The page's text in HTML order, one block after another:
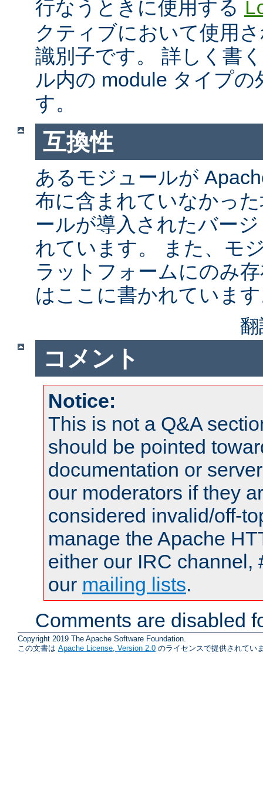
行なうときに使用する
クティブにおいて使用
識別子です。 詳しく書
ル内の module タイプの
す。
互換性
あるモジュールが
布に含まれていなかっ
ールが導入されたバー
れています。 また、モ
ラットフォームにのみ
はここに書かれていま
コメント
Notice:
This is not a Q&A
should be pointed
documentation or
our moderators if they
considered invalid/off-
manage the Apache
either our IRC channel,
our mailing lists.
Comments are disabled
Copyright 2019 The Apache Software Foundation.
この文書は Apache License, Version 2.0 のライセンスで提供されてい